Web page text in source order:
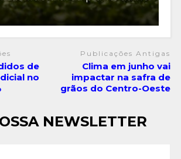
de
no
Publicações Antigas
Clima em junho vai
impactar na safra de
grãos do Centro-Oeste
NEWSLETTER